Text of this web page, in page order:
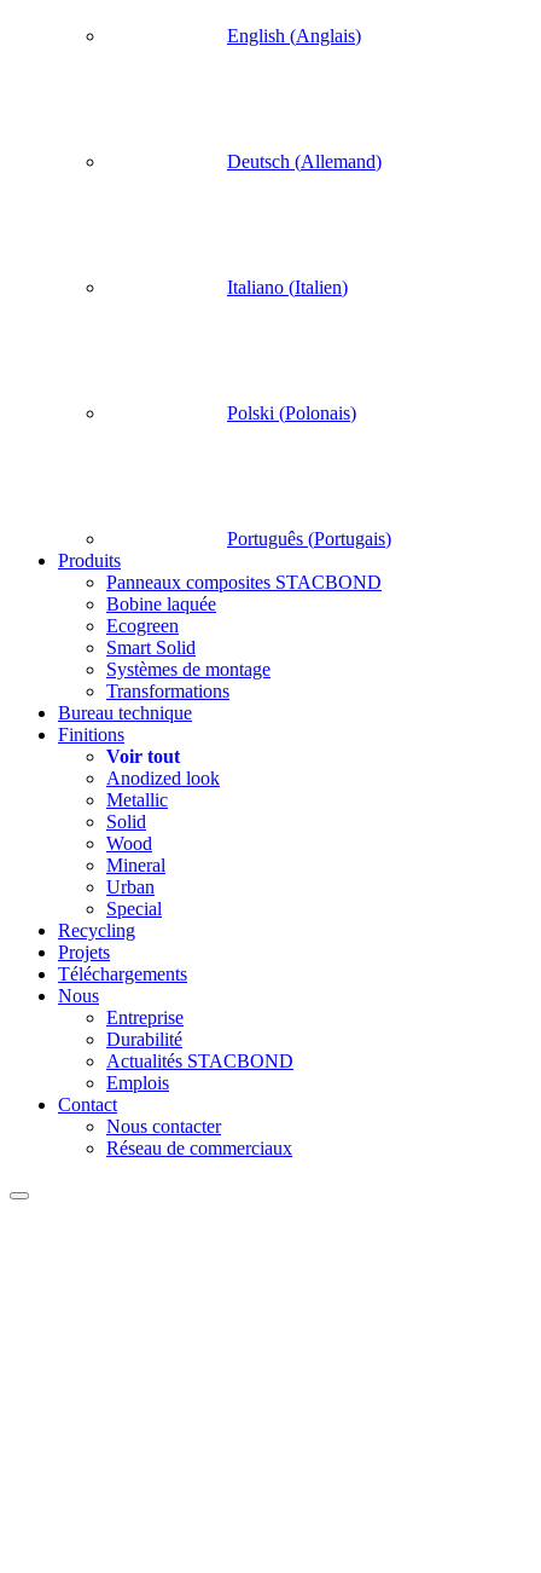
English (Anglais)
Deutsch (Allemand)
Italiano (Italien)
Polski (Polonais)
Português (Portugais)
Produits
Panneaux composites STACBOND
Bobine laquée
Ecogreen
Smart Solid
Systèmes de montage
Transformations
Bureau technique
Finitions
Voir tout
Anodized look
Metallic
Solid
Wood
Mineral
Urban
Special
Recycling
Projets
Téléchargements
Nous
Entreprise
Durabilité
Actualités STACBOND
Emplois
Contact
Nous contacter
Réseau de commerciaux